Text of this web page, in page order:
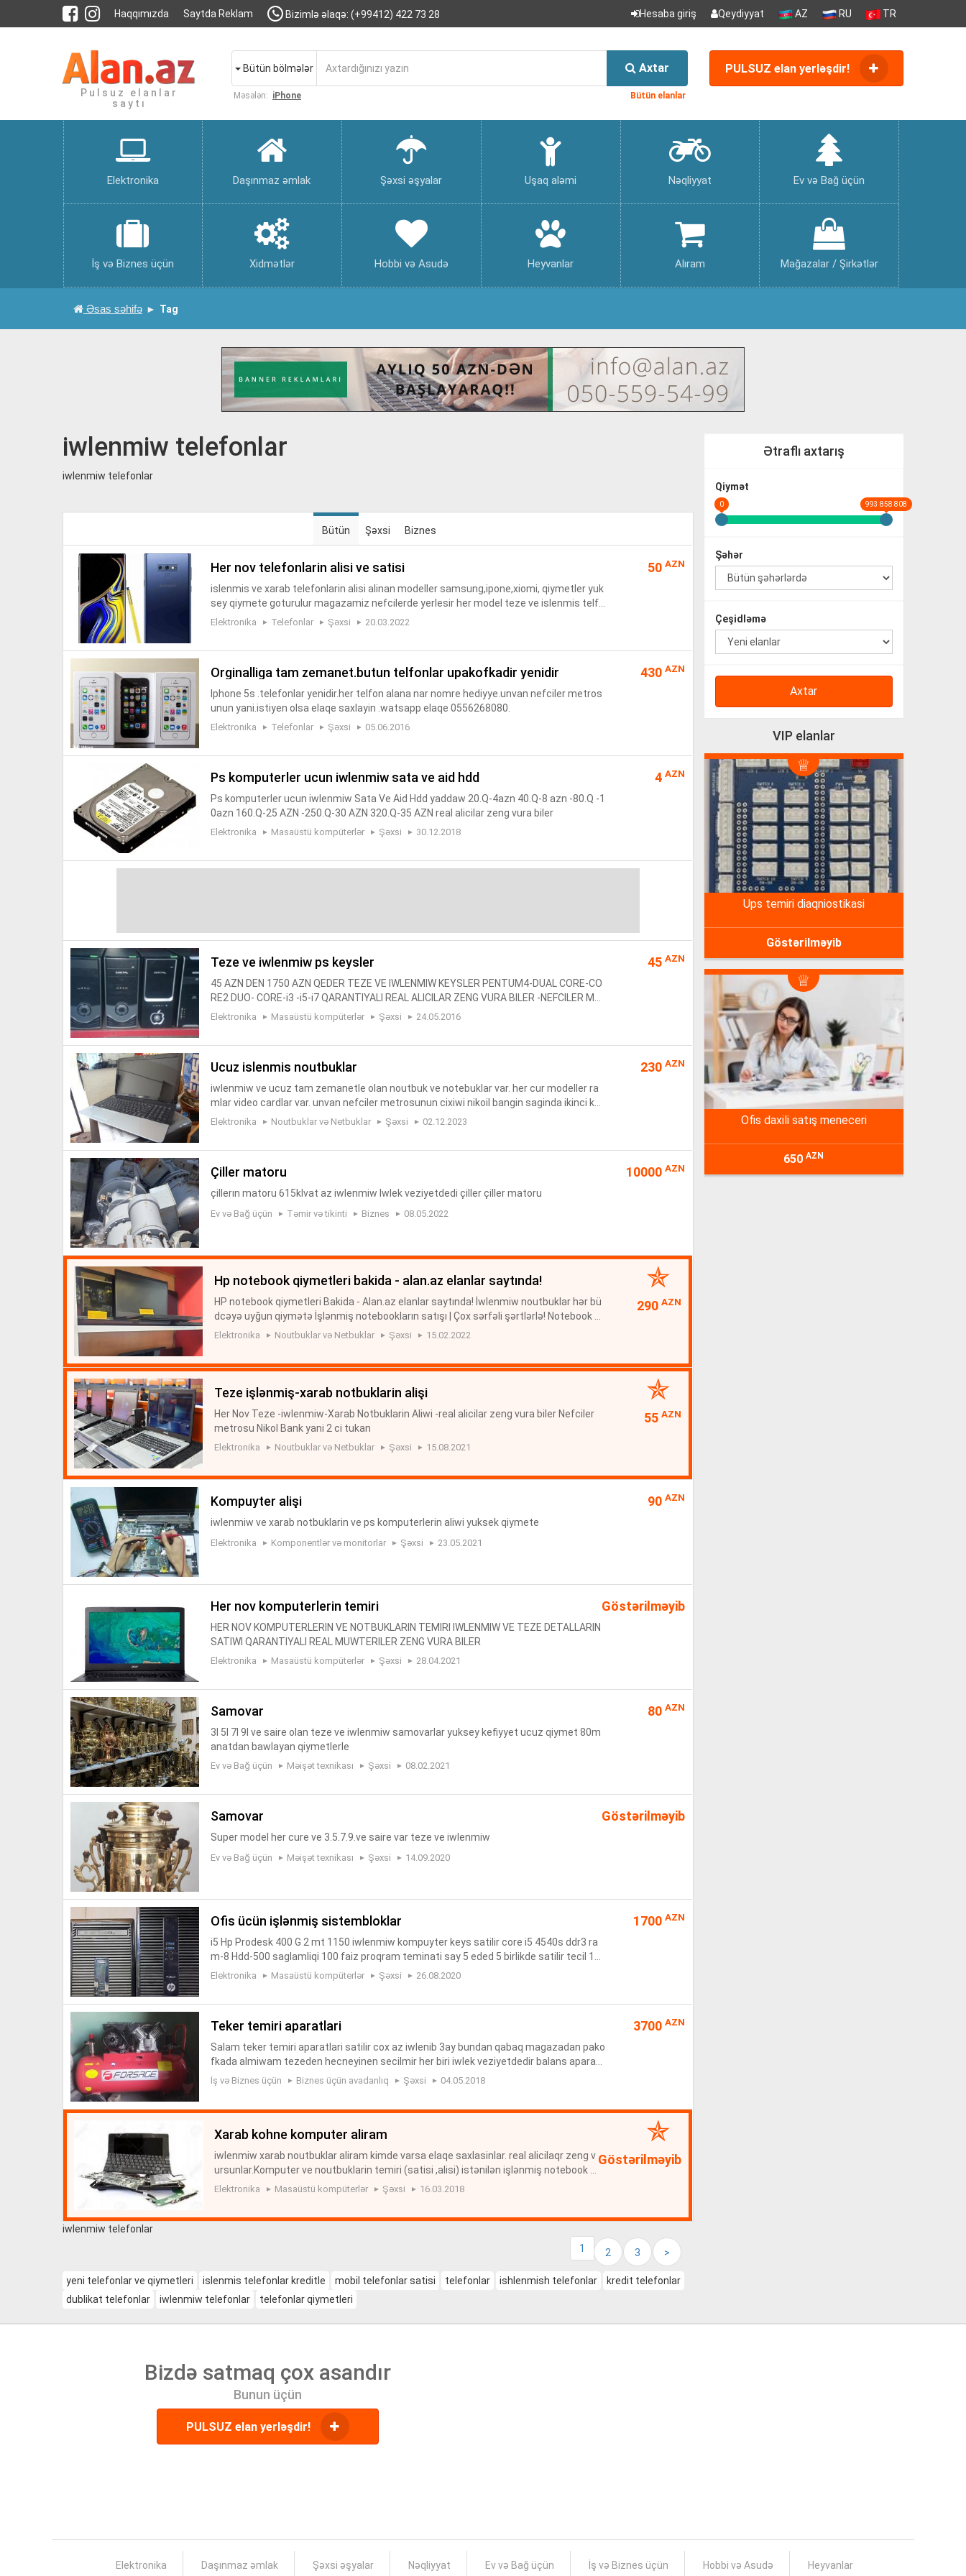
Haqqımızda Saytda Reklam Bizimlə əlaqə: (+99412) 422 73 28 Hesaba giriş Qeydiyyat AZ RU TR
Pulsuz elanlar
saytı
Bütün bölmələr Axtar
Məsələn: iPhone Bütün elanlar
PULSUZ elan yerləşdir!
Elektronika Daşınmaz əmlak Şəxsi əşyalar Uşaq aləmi Nəqliyyat Ev və Bağ üçün
İş və Biznes üçün Xidmətlər Hobbi və Asudə Heyvanlar Alıram Mağazalar / Şirkətlər
Əsas səhifə Tag
Ətraflı axtarış
Qiymət
0 993 858 808
Şəhər
Çeşidləmə
Axtar
VIP elanlar
ups temiri diaqniostikasi
Göstərilməyib
ofis daxili satış meneceri
650AZN
iwlenmiw telefonlar
iwlenmiw telefonlar
Bütün Şəxsi Biznes
her nov telefonlarin alisi ve satisi
islenmis ve xarab telefonlarin alisi alinan modeller samsung,ipone,xiomi, qiymetler yuk
sey qiymete goturulur magazamiz nefcilerde yerlesir her model teze ve islenmis telfo
nlar var real alicilar zeng ede biler telefonlara zemanet verilir telefon_qiyme...
Elektronika Telefonlar Şəxsi 20.03.2022
50 AZN
orginalliga tam zemanet.butun telfonlar upakofkadir yenidir
Iphone 5s .telefonlar yenidir.her telfon alana nar nomre hediyye.unvan nefciler metros
unun yani.istiyen olsa elaqe saxlayin .watsapp elaqe 0556268080.
Elektronika Telefonlar Şəxsi 05.06.2016
430 AZN
ps komputerler ucun iwlenmiw sata ve aid hdd
Ps komputerler ucun iwlenmiw Sata Ve Aid Hdd yaddaw 20.Q-4azn 40.Q-8 azn -80.Q -1
0azn 160.Q-25 AZN -250.Q-30 AZN 320.Q-35 AZN real alicilar zeng vura biler
Elektronika Masaüstü kompüterlər Şəxsi 30.12.2018
4 AZN
teze ve iwlenmiw ps keysler
45 AZN DEN 1750 AZN QEDER TEZE VE IWLENMIW KEYSLER PENTUM4-DUAL CORE-CO
RE2 DUO- CORE-i3 -i5-i7 QARANTIYALI REAL ALICILAR ZENG VURA BILER -NEFCILER ME
TRO NIKOL BANK YANI 2. CI mertebe ELL Compuyters
Elektronika Masaüstü kompüterlər Şəxsi 24.05.2016
45 AZN
ucuz islenmis noutbuklar
iwlenmiw ve ucuz tam zemanetle olan noutbuk ve notebuklar var. her cur modeller ra
mlar video cardlar var. unvan nefciler metrosunun cixiwi nikoil bangin saginda ikinci ko
mpyuter dunyasi magazasinda. hemcinin temiri ve proqramida vardir tam melumat e
Elektronika Noutbuklar və Netbuklar Şəxsi 02.12.2023
230 AZN
çiller matoru
çillerın matoru 615klvat az iwlenmiw Iwlek veziyetdedi çiller çiller matoru
Ev və Bağ üçün Təmir və tikinti Biznes 08.05.2022
10000 AZN
hp notebook qiymetleri bakida - alan.az elanlar saytında!
HP notebook qiymetleri Bakida - Alan.az elanlar saytında! İwlenmiw noutbuklar hər bü
dcəyə uyğun qiymətə İşlənmiş notebookların satışı | Çox sərfəli şərtlərlə! Notebook u
cun Hard Disk Sərfəli Şərtlərlə | Alan.az az islenmisş noutbuklarin satişi ELL Co...
Elektronika Noutbuklar və Netbuklar Şəxsi 15.02.2022
290 AZN
teze işlənmiş-xarab notbuklarin alişi
Her Nov Teze -iwlenmiw-Xarab Notbuklarin Aliwi -real alicilar zeng vura biler Nefciler
metrosu Nikol Bank yani 2 ci tukan
Elektronika Noutbuklar və Netbuklar Şəxsi 15.08.2021
55 AZN
kompuyter alişi
iwlenmiw ve xarab notbuklarin ve ps komputerlerin aliwi yuksek qiymete
Elektronika Komponentlər və monitorlar Şəxsi 23.05.2021
90 AZN
her nov komputerlerin temiri
HER NOV KOMPUTERLERIN VE NOTBUKLARIN TEMIRI IWLENMIW VE TEZE DETALLARIN
SATIWI QARANTIYALI REAL MUWTERILER ZENG VURA BILER
Elektronika Masaüstü kompüterlər Şəxsi 28.04.2021
Göstərilməyib
samovar
3l 5l 7l 9l ve saire olan teze ve iwlenmiw samovarlar yuksey kefiyyet ucuz qiymet 80m
anatdan bawlayan qiymetlerle
Ev və Bağ üçün Məişət texnikası Şəxsi 08.02.2021
80 AZN
samovar
Super model her cure ve 3.5.7.9.ve saire var teze ve iwlenmiw
Ev və Bağ üçün Məişət texnikası Şəxsi 14.09.2020
Göstərilməyib
ofis ücün işlənmiş sistembloklar
i5 Hp Prodesk 400 G 2 mt 1150 iwlenmiw kompuyter keys satilir core i5 4540s ddr3 ra
m-8 Hdd-500 saglamliqi 100 faiz proqram teminati say 5 eded 5 birlikde satilir tecil 170
0 azn zemanet verilir 3 ay real alane cuzi endirim olar
Elektronika Masaüstü kompüterlər Şəxsi 26.08.2020
1700 AZN
teker temiri aparatlari
Salam teker temiri aparatlari satilir cox az iwlenib 3ay bundan qabaq magazadan pako
fkada almiwam tezeden hecneyinen secilmir her biri iwlek veziyetdedir balans aparati
SELTA firmasinindir teker söken yeni madeldir tekeri sokmeye komeklik eden elave ...
İş və Biznes üçün Biznes üçün avadanlıq Şəxsi 04.05.2018
3700 AZN
xarab kohne komputer aliram
iwlenmiw xarab noutbuklar aliram kimde varsa elaqe saxlasinlar. real alicilaqr zeng v
ursunlar.Komputer ve noutbuklarin temiri (satisi ,alisi) istənilən işlənmiş notebook v
ə stolüstü komputerin alışı Komputer qiymet razilawma yolu ile.
Elektronika Masaüstü kompüterlər Şəxsi 16.03.2018
Göstərilməyib
1 2 3 >
iwlenmiw telefonlar
yeni telefonlar ve qiymetleri islenmis telefonlar kreditle mobil telefonlar satisi telefonlar ishlenmish telefonlar
kredit telefonlar
dublikat telefonlar
iwlenmiw telefonlar telefonlar qiymetleri
Bizdə satmaq çox asandır
Bunun üçün
PULSUZ elan yerləşdir!
Elektronika Daşınmaz əmlak Şəxsi əşyalar Nəqliyyat Ev və Bağ üçün İş və Biznes üçün Hobbi və Asudə Heyvanlar